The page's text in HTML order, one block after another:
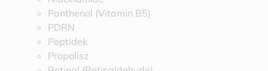
Panthenol (Vitamin B5)
PDRN
Peptidek
Propolisz